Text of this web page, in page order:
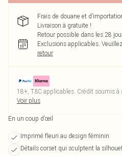
Frais de douane et
Livraison à gratuite !
Retour possible dans les 28
Exclusions applicables.
retour
18+, T&C applicables. Crédit soumis à
Voir plus
En un coup d’œil
Imprimé fleuri au design féminin
Détails corset qui sculptent la